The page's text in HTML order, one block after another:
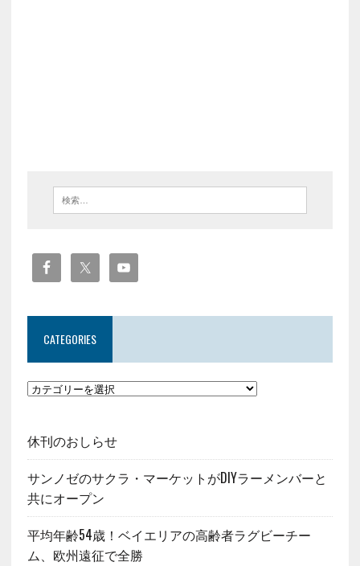
CATEGORIES
休刊のおしらせ
サンノゼのサクラ・マーケットがDIYラーメンバーと
共にオープン
平均年齢54歳！ベイエリアの高齢者ラグビーチー
ム、欧州遠征で全勝